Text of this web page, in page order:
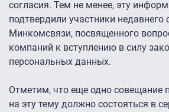
согласия. Тем не менее, эту
подтвердили участники недавнего
Минкомсвязи, посвященного
компаний к вступлению в силу
персональных данных.
Отметим, что еще одно совещание
на эту тему должно состояться в